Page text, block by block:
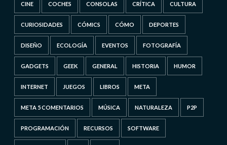
CINE COCHES CONSOLAS CRÍTICA CULTURA
CURIOSIDADES CÓMICS CÓMO DEPORTES
DISEÑO ECOLOGÍA EVENTOS FOTOGRAFÍA
GADGETS GEEK GENERAL HISTORIA HUMOR
INTERNET JUEGOS LIBROS META
META 5 COMENTARIOS MÚSICA NATURALEZA P2P
PROGRAMACIÓN RECURSOS SOFTWARE